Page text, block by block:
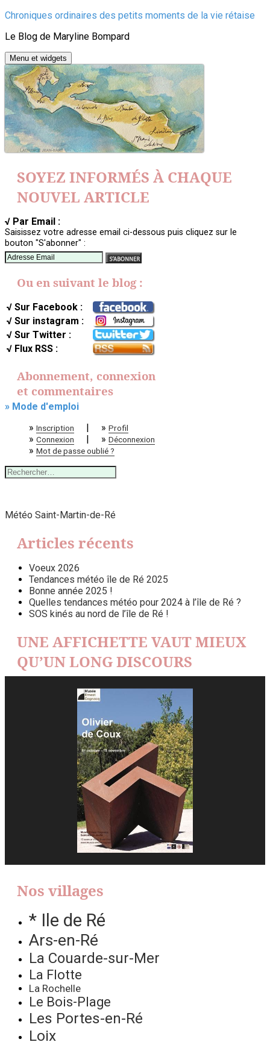
Aller
contenu
Chroniques ordinaires des petits moments de la vie rétaise
Le Blog de Maryline Bompard
Menu et widgets
SOYEZ INFORMÉS À CHAQUE
NOUVEL ARTICLE
√ Par Email :
Saisissez votre adresse email ci-dessous puis cliquez sur le
bouton "S'abonner" :
Ou en suivant le blog :
√ Sur Facebook :
√ Sur instagram :
√ Sur Twitter :
√ Flux RSS :
Abonnement, connexion
et commentaires
» Mode d'emploi
» Inscription | » Profil
» Connexion | » Déconnexion
» Mot de passe oublié ?
Rechercher :
Météo Saint-Martin-de-Ré
Articles récents
Voeux 2026
Tendances météo île de Ré 2025
Bonne année 2025 !
Quelles tendances météo pour 2024 à l’île de Ré ?
SOS kinés au nord de l’île de Ré !
UNE AFFICHETTE VAUT MIEUX
QU’UN LONG DISCOURS
Nos villages
* Ile de Ré
Ars-en-Ré
La Couarde-sur-Mer
La Flotte
La Rochelle
Le Bois-Plage
Les Portes-en-Ré
Loix